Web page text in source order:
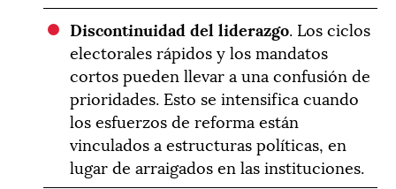
Discontinuidad del liderazgo. Los ciclos
electorales rápidos y los mandatos
cortos pueden llevar a una confusión de
prioridades. Esto se intensifica cuando
los esfuerzos de reforma están
vinculados a estructuras políticas, en
lugar de arraigados en las instituciones.